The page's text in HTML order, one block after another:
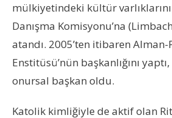
mülkiyetindeki kültür
Danışma Komisyonu’na
atandı. 2005’ten itibaren Alman-
Enstitüsü’nün başkanlığını
onursal başkan oldu.
Katolik kimliğiyle de aktif olan